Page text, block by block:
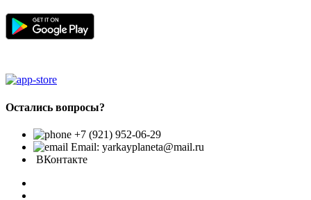
Остались вопросы?
+7 (921) 952-06-29
Email: yarkayplaneta@mail.ru
ВКонтакте